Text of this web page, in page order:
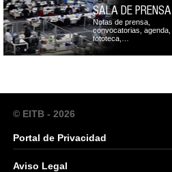
SALA DE PRENSA
Notas de prensa,
convocatorias, agenda,
fototeca,…
© EITB - 2026
Portal de Privacidad
Aviso Legal